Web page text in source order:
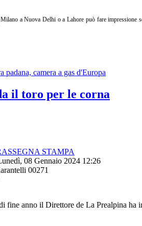
a Nuova Delhi o a Lahore può fare impressione
padana, camera a gas d'Europa
il toro per le corna
STAMPA
08 Gennaio 2024 12:26
00271
fine anno il Direttore de La Prealpina ha